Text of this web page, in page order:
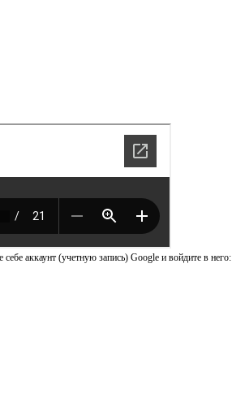
аккаунт (учетную запись) Google и войдите в него: